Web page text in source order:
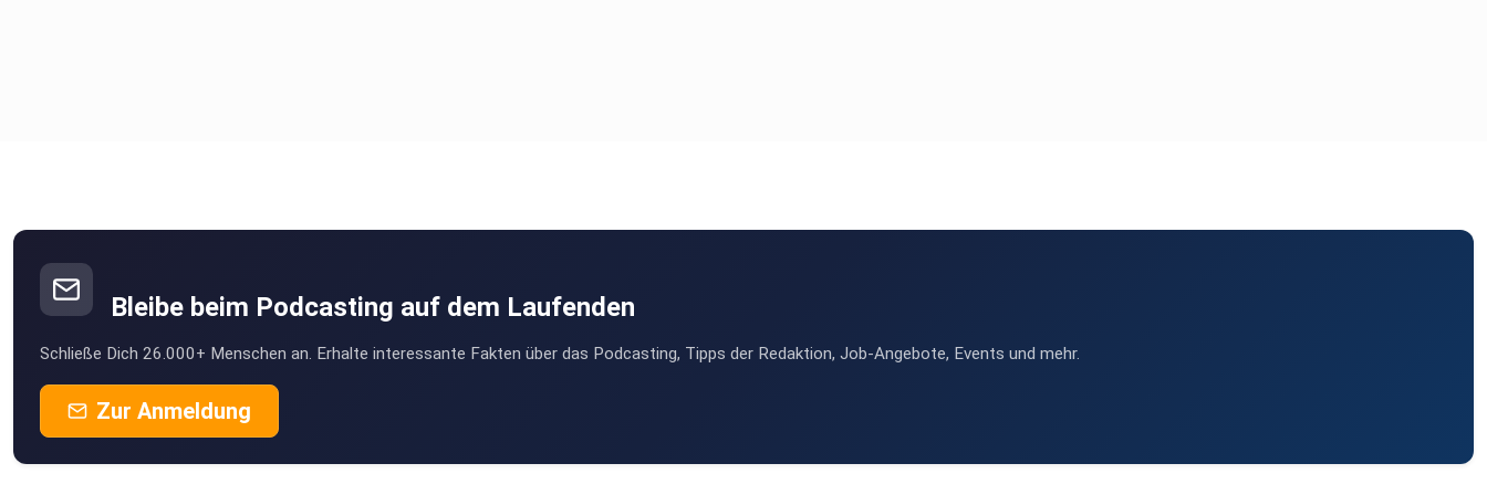
• Wissenschaft vs. Grenzwissen
• Neue Perspektiven auf Gesundheit und Bewusstsein
Bleibe beim Podcasting auf dem Laufenden
Schließe Dich 26.000+ Menschen an. Erhalte interessante Fakten über das Podcasting, Tipps der Redaktion, Job-Angebote, Events und mehr.
Zur Anmeldung